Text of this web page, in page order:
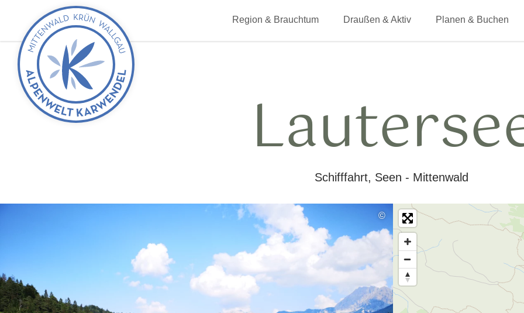
Region & Brauchtum Draußen & Aktiv Planen & Buchen
zurück
zur
Startseite
Schifffahrt, Seen - Mittenwald
©